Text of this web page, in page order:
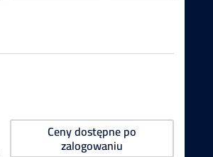
Ceny dostępne po
zalogowaniu